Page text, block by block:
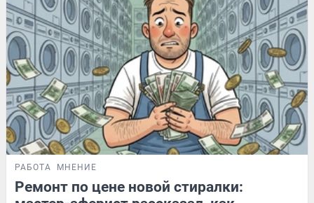
РАБОТА МНЕНИЕ
Ремонт по цене новой стиралки: